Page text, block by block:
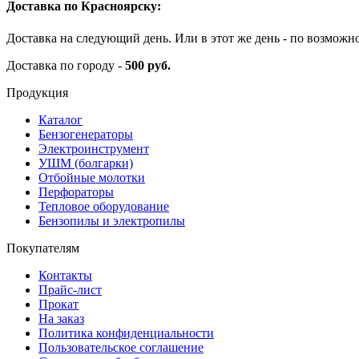
Доставка по Красноярску:
Доставка на следующий день. Или в этот же день - по
Доставка по городу - 500 руб.
Продукция
Каталог
Бензогенераторы
Электроинструмент
УШМ (болгарки)
Отбойные молотки
Перфораторы
Тепловое оборудование
Бензопилы и электропилы
Покупателям
Контакты
Прайс-лист
Прокат
На заказ
Политика конфиденциальности
Пользовательское соглашение